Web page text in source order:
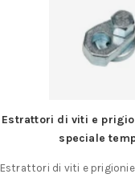
Estrattori di viti e
speciale
Estrattori di viti e